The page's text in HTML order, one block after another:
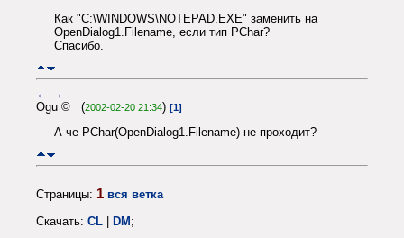
Как "C:\WINDOWS\NOTEPAD.EXE" заменить на
OpenDialog1.Filename, если тип PChar?
Спасибо.
← →
Ogu © (2002-02-20 21:34) [1]
А че PChar(OpenDialog1.Filename) не проходит?
Страницы: 1 вся ветка
Скачать: CL DM ;